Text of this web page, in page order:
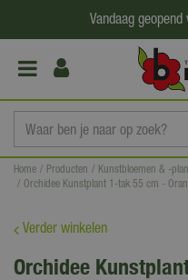
a
Home Producten Kunstbloemen & -
Orchidee Kunstplant 1-tak 55 cm -
Vandaag geopend
Verder winkelen
Orchidee